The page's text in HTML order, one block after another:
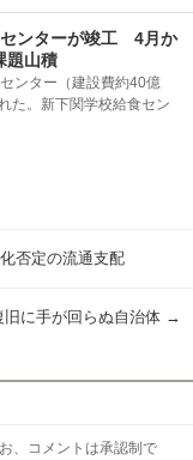
センターが竣工 4月か
題山積
ンター（建設費約40億
た。新下関学校給食セン
否定の流通支配
に手が回らぬ自治体 →
、コメントは承認制で